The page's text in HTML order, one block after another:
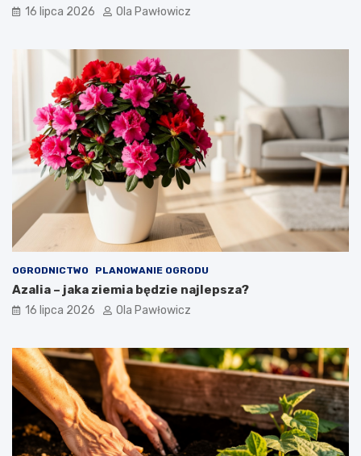
16 lipca 2026 Ola Pawłowicz
OGRODNICTWO PLANOWANIE OGRODU
Azalia – jaka ziemia będzie najlepsza?
16 lipca 2026 Ola Pawłowicz